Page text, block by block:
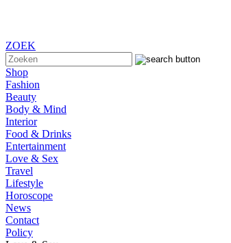
ZOEK
Shop
Fashion
Beauty
Body & Mind
Interior
Food & Drinks
Entertainment
Love & Sex
Travel
Lifestyle
Horoscope
News
Contact
Policy